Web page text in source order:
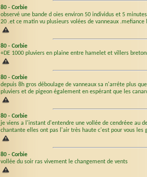
80 - Corbie
observé une bande d oies environ 50 individus et 5
20 .et ce matin vu plusieurs volées de vanneaux .mefiance
80 - Corbie
+DE 1000 pluviers en plaine entre hamelet et villers
80 - Corbie
depuis 8h gros déboulage de vanneaux sa n'arréte plus
pluviers et de pigeon également en espérant que les
80 - Corbie
je viens a l'instant d'entendre une vollée de cendréee au
chantante elles ont pas l'air très haute c'est pour vous les
80 - Corbie
vollée du soir ras vivement le changement de vents